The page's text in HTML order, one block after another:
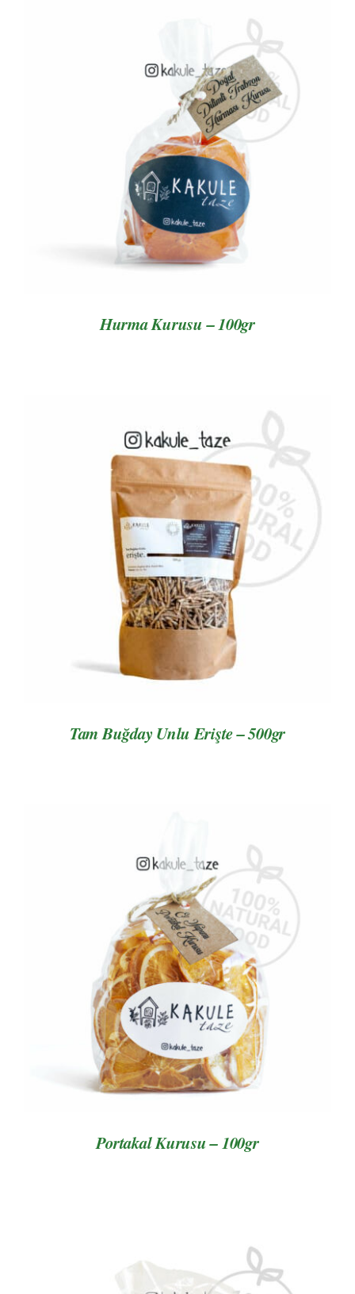
AYRINTILAR
Hurma Kurusu – 100gr
AYRINTILAR
Tam Buğday Unlu Erişte – 500gr
AYRINTILAR
Portakal Kurusu – 100gr